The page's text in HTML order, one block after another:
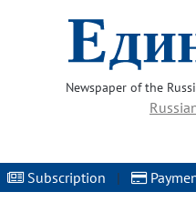
Newspaper of the
Subscription |